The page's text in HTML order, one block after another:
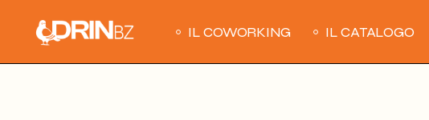
content
IL COWORKING IL CATALOGO